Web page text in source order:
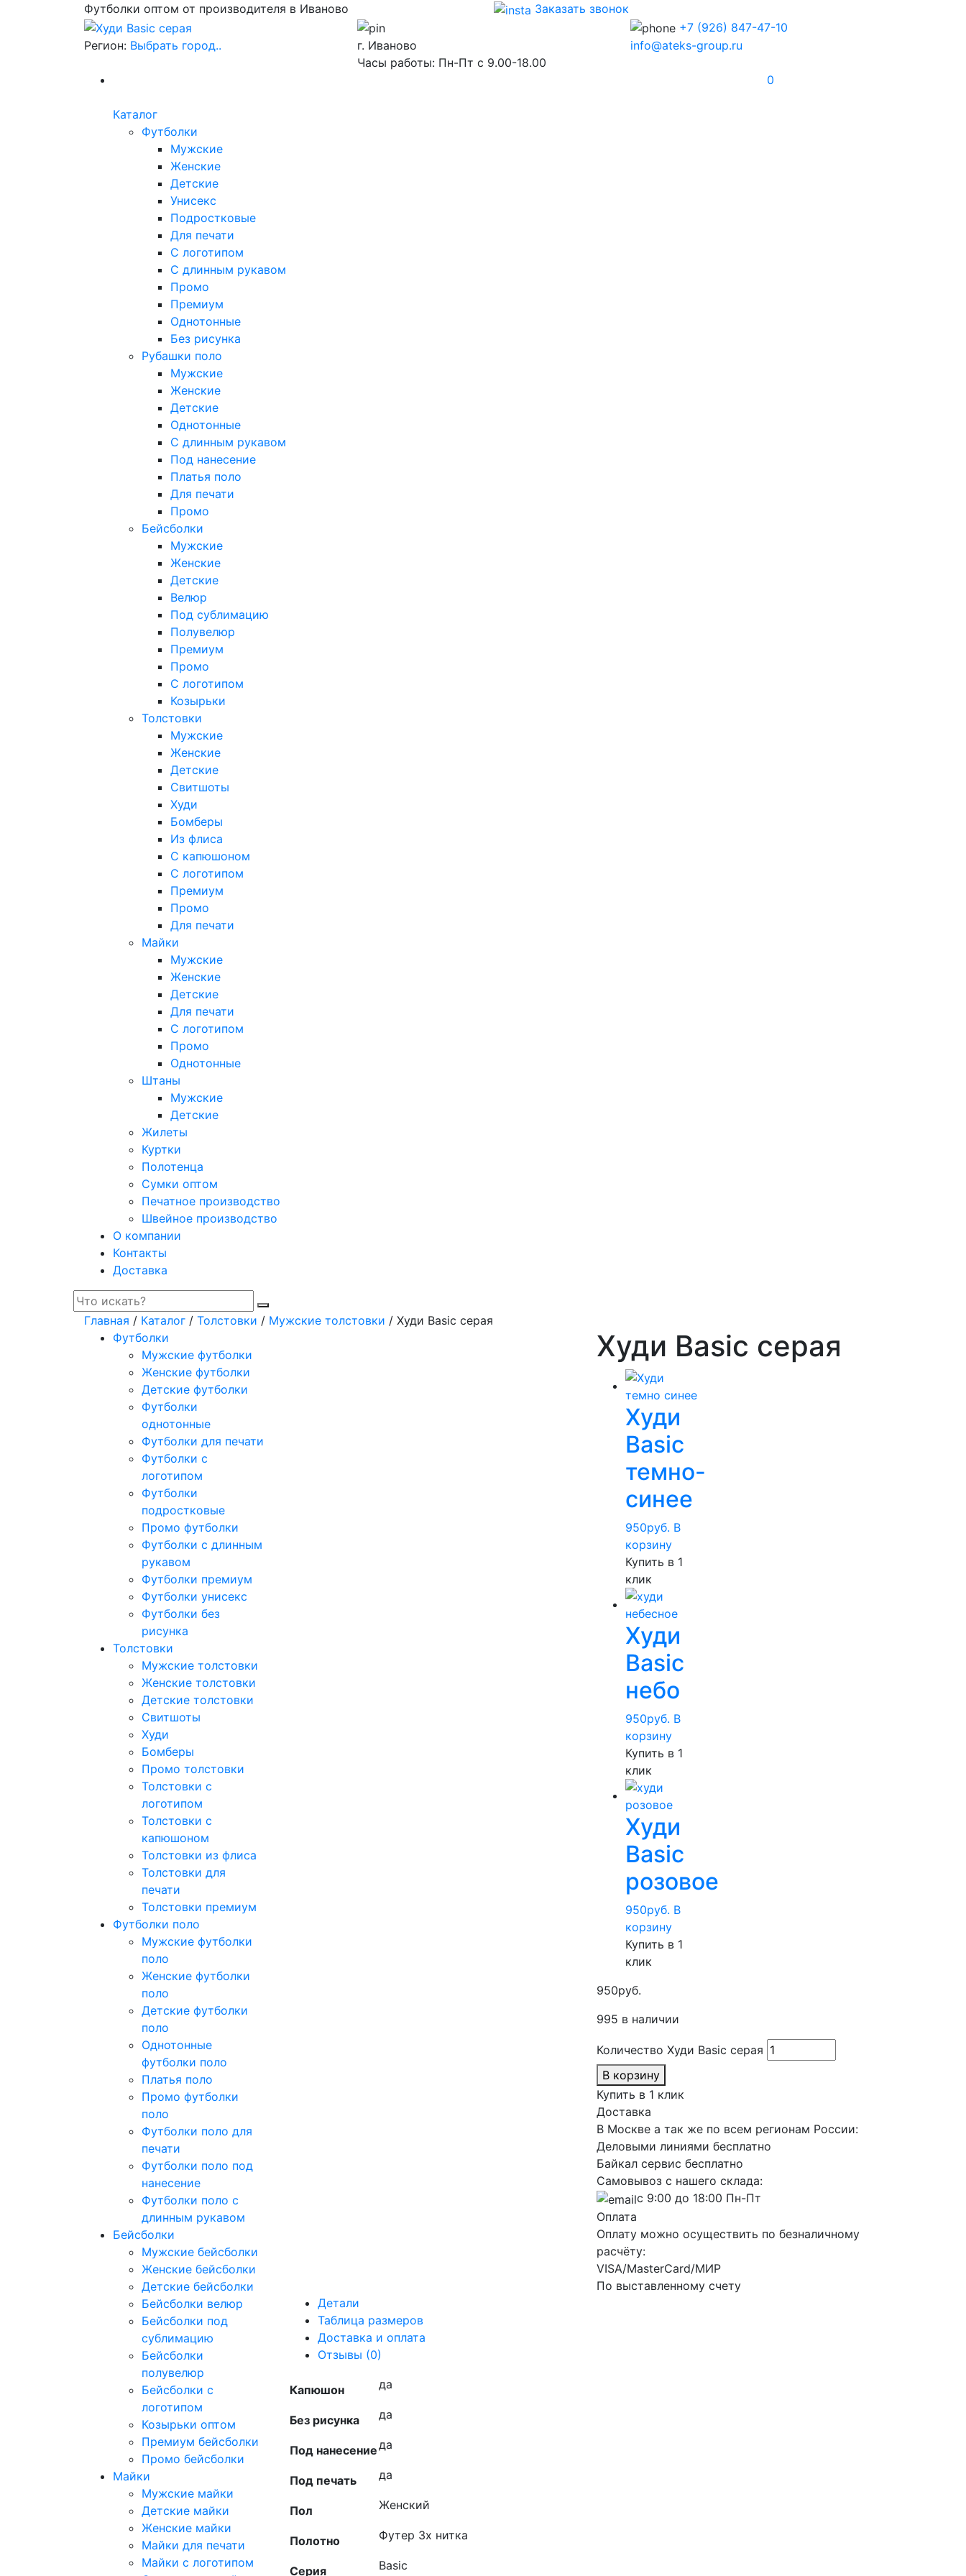
Футболки оптом от производителя в Иваново Заказать звонок
Регион: Выбрать город..
г. Иваново
Часы работы: Пн-Пт с 9.00-18.00
+7 (926) 847-47-10
info@ateks-group.ru
Каталог
Футболки
Мужские
Женские
Детские
Унисекс
Подростковые
Для печати
С логотипом
С длинным рукавом
Промо
Премиум
Однотонные
Без рисунка
Рубашки поло
Мужские
Женские
Детские
Однотонные
С длинным рукавом
Под нанесение
Платья поло
Для печати
Промо
Бейсболки
Мужские
Женские
Детские
Велюр
Под сублимацию
Полувелюр
Премиум
Промо
С логотипом
Козырьки
Толстовки
Мужские
Женские
Детские
Свитшоты
Худи
Бомберы
Из флиса
С капюшоном
С логотипом
Премиум
Промо
Для печати
Майки
Мужские
Женские
Детские
Для печати
С логотипом
Промо
Однотонные
Штаны
Мужские
Детские
Жилеты
Куртки
Полотенца
Сумки оптом
Печатное производство
Швейное производство
О компании
Контакты
Доставка
0
Главная / Каталог / Толстовки / Мужские толстовки / Худи Basic серая
Футболки
Мужские футболки
Женские футболки
Детские футболки
Футболки
однотонные
Футболки для печати
Футболки с
логотипом
Футболки
подростковые
Промо футболки
Футболки с длинным
рукавом
Футболки премиум
Футболки унисекс
Футболки без
рисунка
Толстовки
Мужские толстовки
Женские толстовки
Детские толстовки
Свитшоты
Худи
Бомберы
Промо толстовки
Толстовки с
логотипом
Толстовки с
капюшоном
Толстовки из флиса
Толстовки для
печати
Толстовки премиум
Футболки поло
Мужские футболки
поло
Женские футболки
поло
Детские футболки
поло
Однотонные
футболки поло
Платья поло
Промо футболки
поло
Футболки поло для
печати
Футболки поло под
нанесение
Футболки поло с
длинным рукавом
Бейсболки
Мужские бейсболки
Женские бейсболки
Детские бейсболки
Бейсболки велюр
Бейсболки под
сублимацию
Бейсболки
полувелюр
Бейсболки с
логотипом
Козырьки оптом
Премиум бейсболки
Промо бейсболки
Майки
Мужские майки
Детские майки
Женские майки
Майки для печати
Майки с логотипом
Худи Basic серая
Худи
Basic
темно-
синее
950руб. В
корзину
Купить в 1
клик
Худи
Basic
небо
950руб. В
корзину
Купить в 1
клик
Худи
Basic
розовое
950руб. В
корзину
Купить в 1
клик
950руб.
995 в наличии
Количество Худи Basic серая
В корзину
Купить в 1 клик
Доставка
В Москве а так же по всем регионам России:
Деловыми линиями бесплатно
Байкал сервис бесплатно
Самовывоз с нашего склада:
с 9:00 до 18:00 Пн-Пт
Оплата
Оплату можно осуществить по безналичному
расчёту:
VISA/MasterCard/МИР
По выставленному счету
Детали
Таблица размеров
Доставка и оплата
Отзывы (0)
Капюшон да
Без рисунка да
Под нанесениеда
Под печать да
Пол Женский
Полотно Футер 3х нитка
Серия Basic